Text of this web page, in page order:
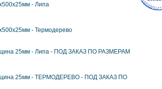
- Липа
- Термодерево
25мм - Липа - ПОД ЗАКАЗ ПО РАЗМЕРАМ
25мм - ТЕРМОДЕРЕВО - ПОД ЗАКАЗ ПО